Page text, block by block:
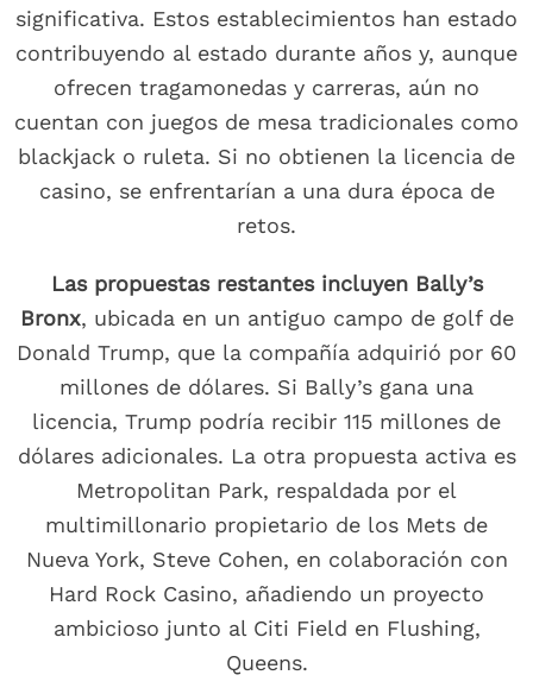
significativa. Estos establecimientos han estado
contribuyendo al estado durante años y, aunque
ofrecen tragamonedas y carreras, aún no
cuentan con juegos de mesa tradicionales como
blackjack o ruleta. Si no obtienen la licencia de
casino, se enfrentarían a una dura época de
retos.
Las propuestas restantes incluyen Bally’s
Bronx, ubicada en un antiguo campo de golf de
Donald Trump, que la compañía adquirió por 60
millones de dólares. Si Bally’s gana una
licencia, Trump podría recibir 115 millones de
dólares adicionales. La otra propuesta activa es
Metropolitan Park, respaldada por el
multimillonario propietario de los Mets de
Nueva York, Steve Cohen, en colaboración con
Hard Rock Casino, añadiendo un proyecto
ambicioso junto al Citi Field en Flushing,
Queens.